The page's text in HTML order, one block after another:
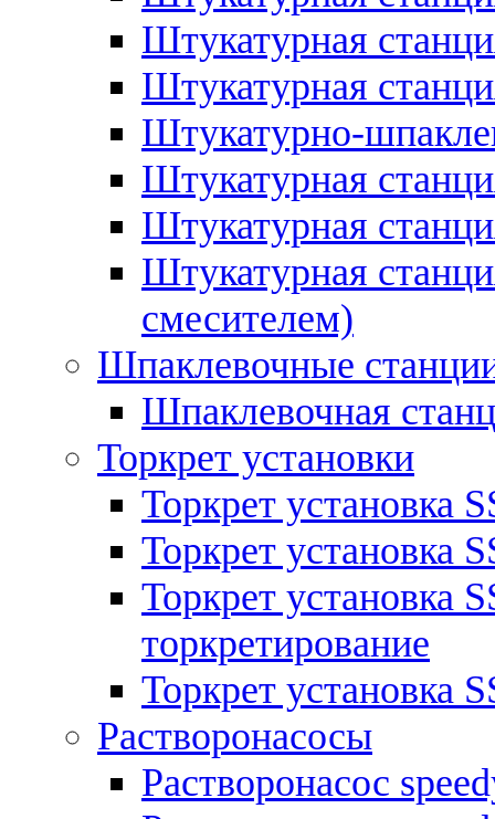
Штукатурная
Штукатурная
Штукатурно-
Штукатурная
Штукатурная
Штукатурная
смесителем)
Шпаклевочные
Шпаклевочная
Торкрет установки
Торкрет установка
Торкрет установка
Торкрет установка
торкретирование
Торкрет установка
Растворонасосы
Растворонасос